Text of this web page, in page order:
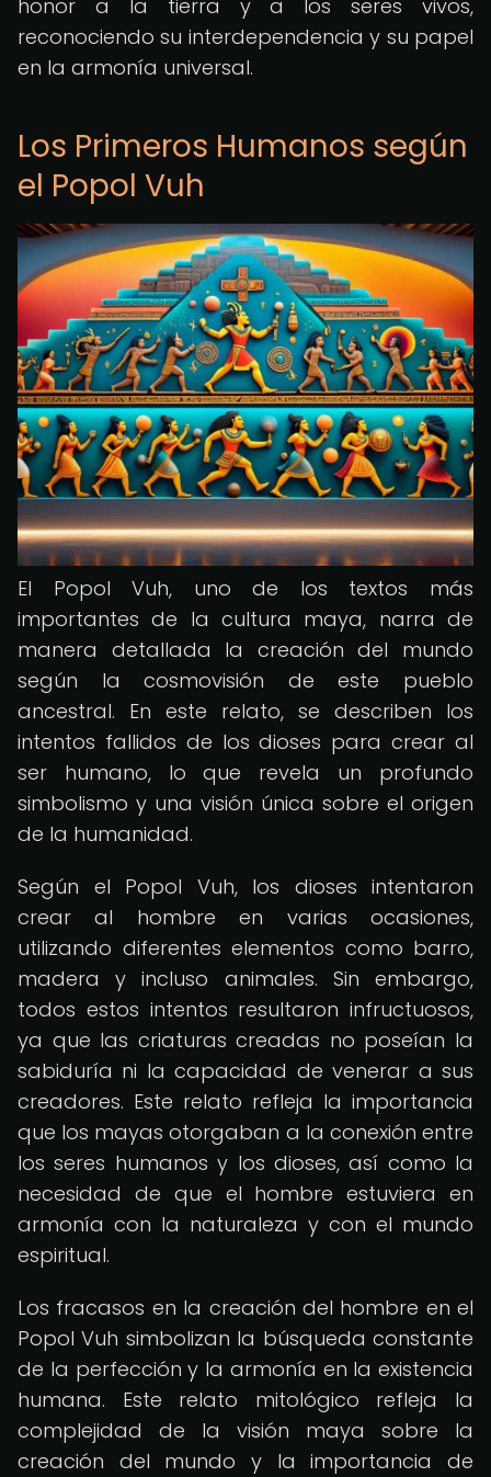
honor a la tierra y a los seres vivos,
reconociendo su interdependencia y su papel
en la armonía universal.
Los Primeros Humanos según
el Popol Vuh
El Popol Vuh, uno de los textos más
importantes de la cultura maya, narra de
manera detallada la creación del mundo
según la cosmovisión de este pueblo
ancestral. En este relato, se describen los
intentos fallidos de los dioses para crear al
ser humano, lo que revela un profundo
simbolismo y una visión única sobre el origen
de la humanidad.
Según el Popol Vuh, los dioses intentaron
crear al hombre en varias ocasiones,
utilizando diferentes elementos como barro,
madera y incluso animales. Sin embargo,
todos estos intentos resultaron infructuosos,
ya que las criaturas creadas no poseían la
sabiduría ni la capacidad de venerar a sus
creadores. Este relato refleja la importancia
que los mayas otorgaban a la conexión entre
los seres humanos y los dioses, así como la
necesidad de que el hombre estuviera en
armonía con la naturaleza y con el mundo
espiritual.
Los fracasos en la creación del hombre en el
Popol Vuh simbolizan la búsqueda constante
de la perfección y la armonía en la existencia
humana. Este relato mitológico refleja la
complejidad de la visión maya sobre la
creación del mundo y la importancia de